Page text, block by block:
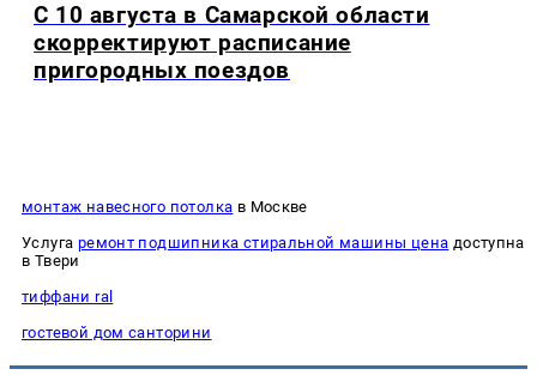
С 10 августа в Самарской области
скорректируют расписание
пригородных поездов
монтаж навесного потолка в Москве
Услуга ремонт подшипника стиральной машины цена доступна
в Твери
тиффани ral
гостевой дом санторини